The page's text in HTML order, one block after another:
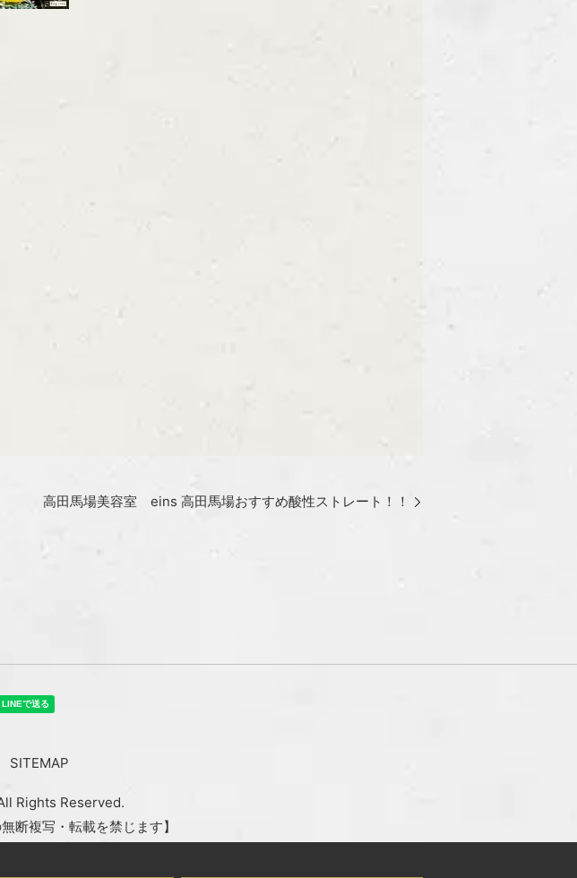
高田馬場美容室 eins 高田馬場おすすめ酸性ストレート！！
SITEMAP
Rights Reserved.
断複写・転載を禁じます】